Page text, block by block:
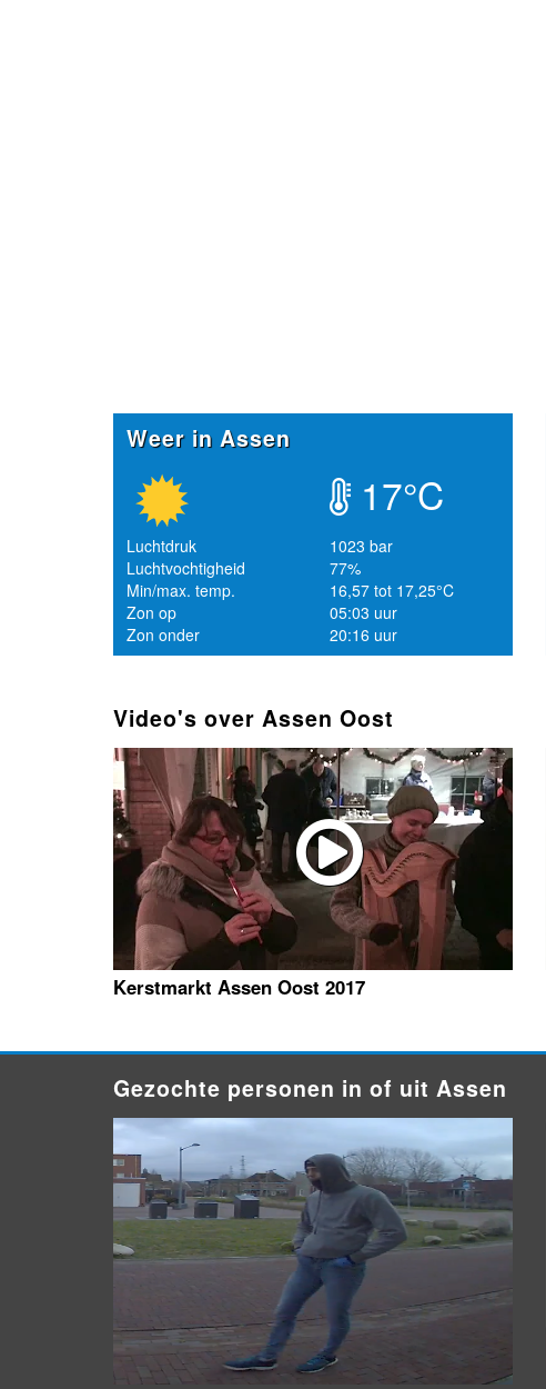
Weer in Assen
17°C
Luchtdruk
1023 bar
Luchtvochtigheid
77%
Min/max. temp.
16,57 tot 17,25°C
Zon op
05:03 uur
Zon onder
20:16 uur
Video's over Assen Oost
Kerstmarkt Assen Oost 2017
Gezochte personen in of uit Assen